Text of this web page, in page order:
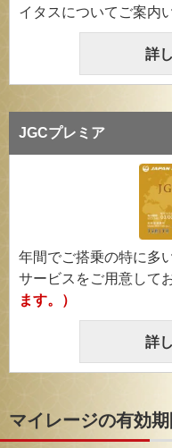
イタスについてご案内
詳
JGCプレミア
年間でご搭乗の特に多
サービスをご用意して
ます。）
詳
マイレージの有効